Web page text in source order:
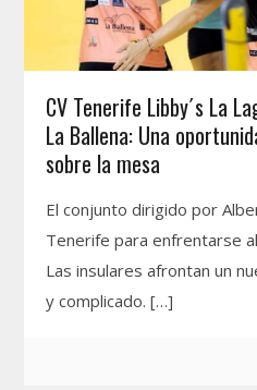
CV Tenerife Libby´s La
La Ballena: Una
sobre la mesa
El conjunto dirigido por
Tenerife para enfrentarse
Las insulares afrontan un
y complicado. […]